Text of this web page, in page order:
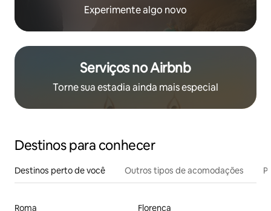
Experimente algo novo
Serviços no Airbnb
Torne sua estadia ainda mais especial
Destinos para conhecer
Destinos perto de você Outros tipos de acomodações
Roma
Florença